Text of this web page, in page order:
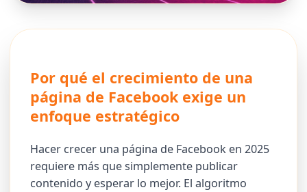
Por qué el crecimiento de una
página de Facebook exige un
enfoque estratégico
Hacer crecer una página de Facebook en 2025
requiere más que simplemente publicar
contenido y esperar lo mejor. El algoritmo